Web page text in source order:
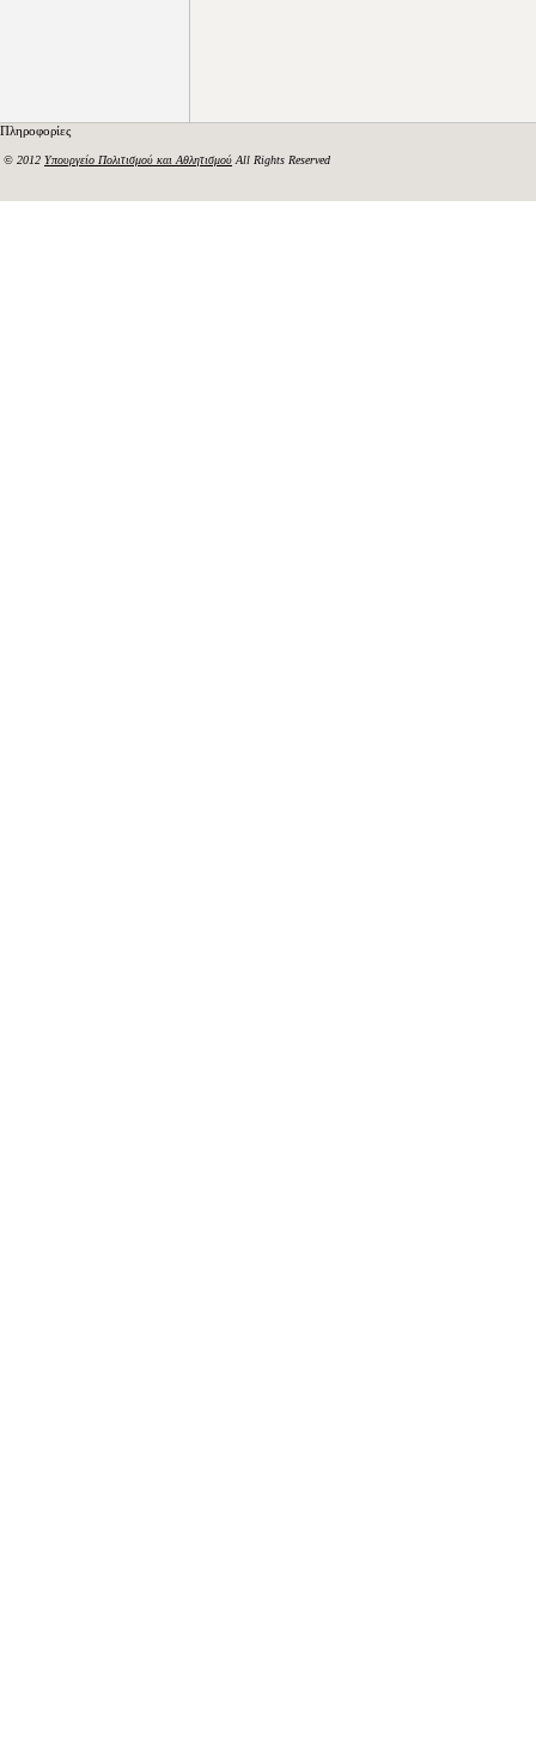
Πληροφορίες
© 2012 Υπουργείο Πολιτισμού και Αθλητισμού All Rights Reserved